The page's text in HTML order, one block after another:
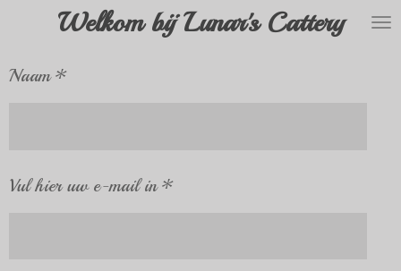
naar
Welkom bij Lunar's Cattery
Naam *
Vul hier uw e-mail in *